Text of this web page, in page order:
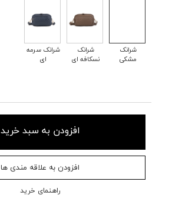
شرانک
مشکی
شرانک
نسکافه ای
شرانک سرمه
ای
افزودن به سبد خرید
افزودن به علاقه مندی ها
راهنمای خرید